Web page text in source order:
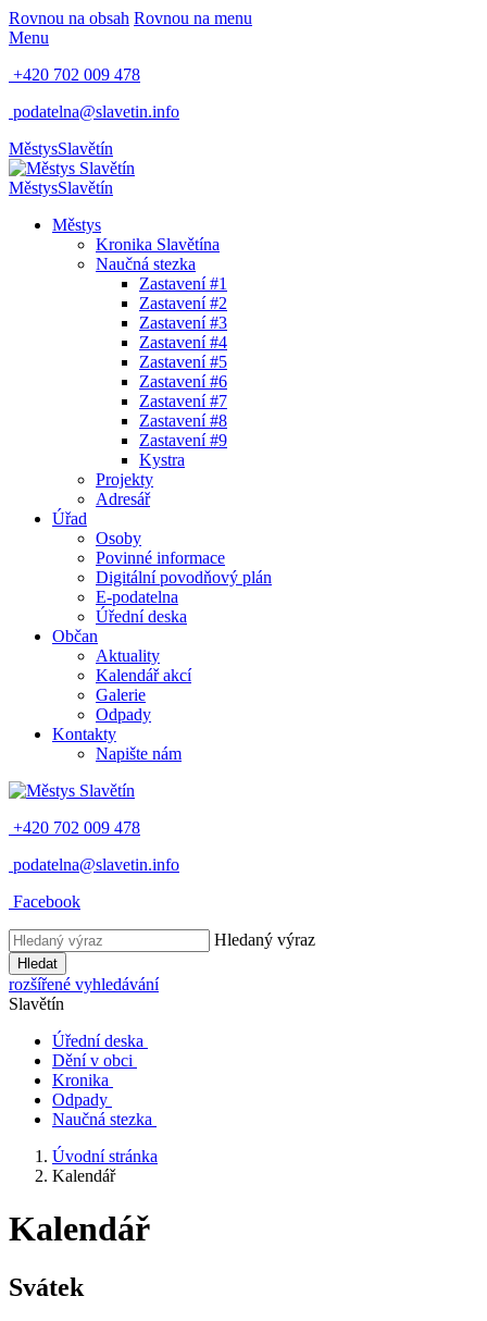
Rovnou na obsah Rovnou na menu
Menu
+420 702 009 478
podatelna@slavetin.info
MěstysSlavětín
MěstysSlavětín
Městys
Kronika Slavětína
Naučná stezka
Zastavení #1
Zastavení #2
Zastavení #3
Zastavení #4
Zastavení #5
Zastavení #6
Zastavení #7
Zastavení #8
Zastavení #9
Kystra
Projekty
Adresář
Úřad
Osoby
Povinné informace
Digitální povodňový plán
E-podatelna
Úřední deska
Občan
Aktuality
Kalendář akcí
Galerie
Odpady
Kontakty
Napište nám
+420 702 009 478
podatelna@slavetin.info
Facebook
Hledaný výraz
Hledat
rozšířené vyhledávání
Slavětín
Úřední deska
Dění v obci
Kronika
Odpady
Naučná stezka
Úvodní stránka
Kalendář
Kalendář
Svátek